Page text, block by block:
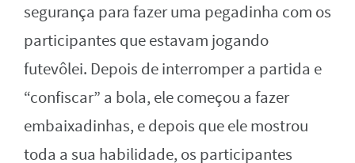
segurança para fazer uma pegadinha com os
participantes que estavam jogando
futevôlei. Depois de interromper a partida e
“confiscar” a bola, ele começou a fazer
embaixadinhas, e depois que ele mostrou
toda a sua habilidade, os participantes